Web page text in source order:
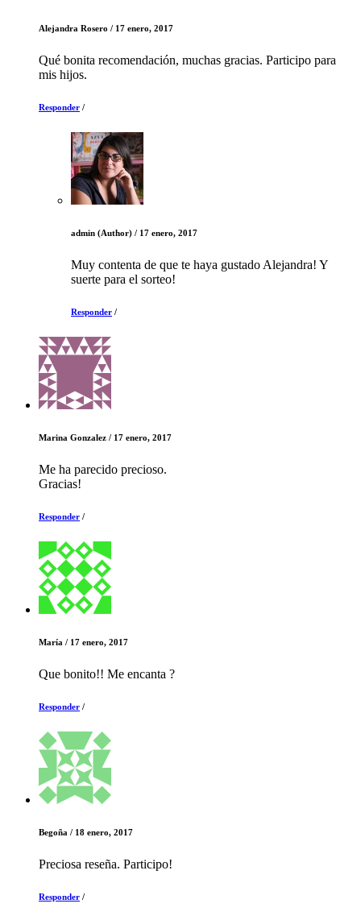
Alejandra Rosero / 17 enero, 2017
Qué bonita recomendación, muchas gracias. Participo para
mis hijos.
Responder /
admin (Author) / 17 enero, 2017
Muy contenta de que te haya gustado Alejandra! Y
suerte para el sorteo!
Responder /
Marina Gonzalez / 17 enero, 2017
Me ha parecido precioso.
Gracias!
Responder /
María / 17 enero, 2017
Que bonito!! Me encanta ?
Responder /
Begoña / 18 enero, 2017
Preciosa reseña. Participo!
Responder /